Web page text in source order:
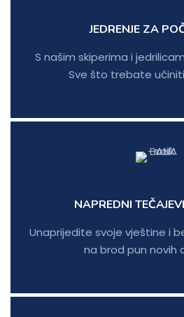
JEDRENJE ZA
S našim skiperima i
Sve što trebate
NAPREDNI
Unaprijedite svoje vještine i
na brod pun novih